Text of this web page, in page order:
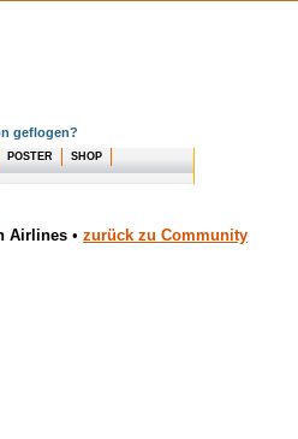
geflogen?
POSTER
SHOP
Airlines • zurück zu Community